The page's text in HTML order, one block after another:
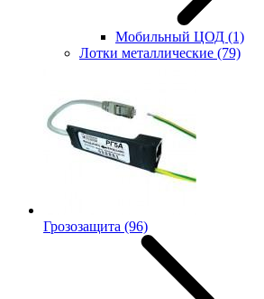
Мобильный ЦОД (1)
Лотки металлические (79)
Грозозащита (96)